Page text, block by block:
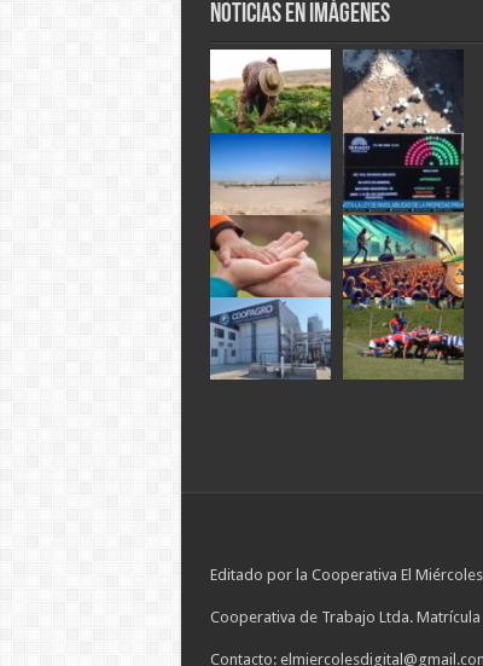
Noticias en Imágenes
Editado por la Cooperativa El
Cooperativa de Trabajo Ltda. Matrícula
Contacto: